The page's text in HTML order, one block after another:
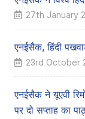
27th January
एनईसैक, हिंदी
23rd October
एनईसैक ने यूएवी
पर दो सप्ताह का